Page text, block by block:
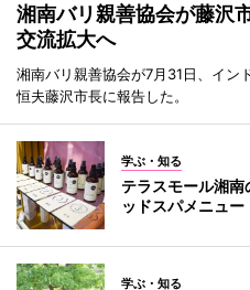
湘南バリ親善協会が藤沢
交流拡大へ
湘南バリ親善協会が7月31日、イン
恒夫藤沢市長に報告した。
学ぶ・知る
テラスモール湘
ッドスパメニュー
学ぶ・知る